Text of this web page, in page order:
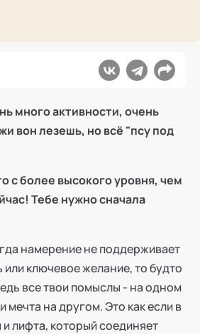
много активности, очень
вон лезешь, но всё "псу под
с более высокого уровня, чем
Тебе нужно сначала
намерение не поддерживает
ключевое желание, то будто
все твои помыслы - на одном
мечта на другом. Это как если в
лифта, который соединяет